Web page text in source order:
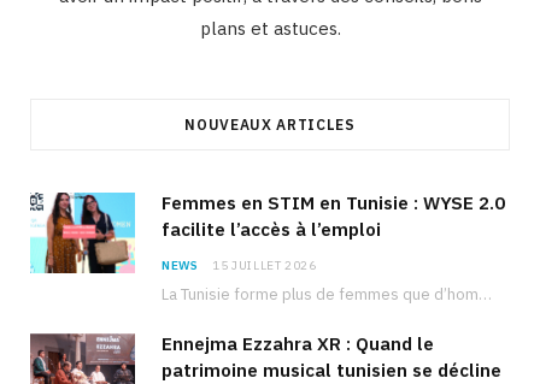
plans et astuces.
NOUVEAUX ARTICLES
Femmes en STIM en Tunisie : WYSE 2.0
facilite l’accès à l’emploi
NEWS 15 JUILLET 2026
La Tunisie forme plus de femmes que d’hommes dans les filières scientifiques. Pourtant, pour beaucoup…
Ennejma Ezzahra XR : Quand le
patrimoine musical tunisien se décline